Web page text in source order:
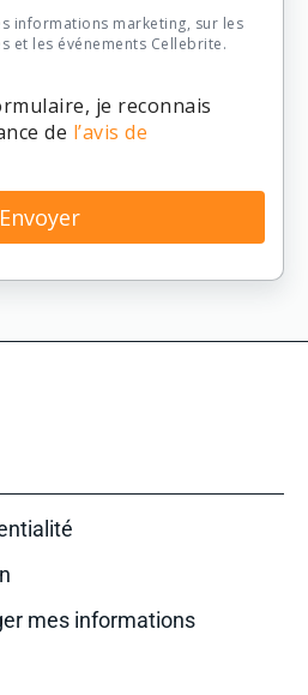
informations marketing, sur les
et les événements Cellebrite.
je reconnais
de l’avis de
mes informations